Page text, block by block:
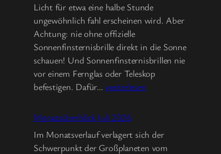
Licht für etwa eine halbe Stunde
ungewöhnlich fahl erscheinen wird. Aber
Achtung: nie ohne offizielle
Sonnenfinsternisbrille direkt in die Sonne
schauen! Und Sonnenfinsternisbrillen nie
vor einem Fernglas oder Teleskop
befestigen. Dafür… Monatsüberblick
2026
weiterlesen
Monatsüberblick Juli 2026
Im Monatsverlauf verlagert sich der
Schwerpunkt der Großplaneten vom